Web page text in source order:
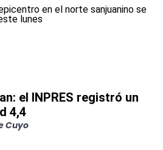
el INPRES registró un
4,4
Cuyo